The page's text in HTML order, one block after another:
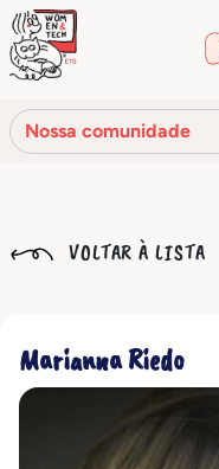
Nossa comunidade
VOLTAR À LISTA
Marianna Riedo